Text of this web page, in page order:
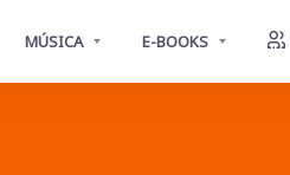
MÚSICA E-BOOKS